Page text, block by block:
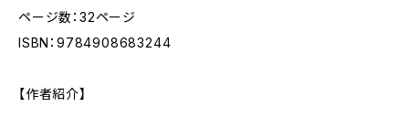
ページ数：32ページ
ISBN：9784908683244
【作者紹介】